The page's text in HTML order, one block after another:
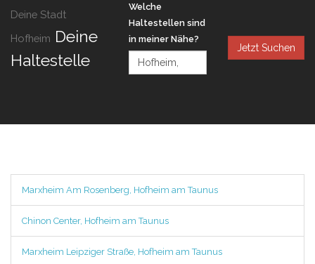
Deine Stadt
Hofheim Deine
Haltestelle
Welche
Haltestellen sind
in meiner Nähe?
Jetzt Suchen
Marxheim Am Rosenberg, Hofheim am Taunus
Chinon Center, Hofheim am Taunus
Marxheim Leipziger Straße, Hofheim am Taunus